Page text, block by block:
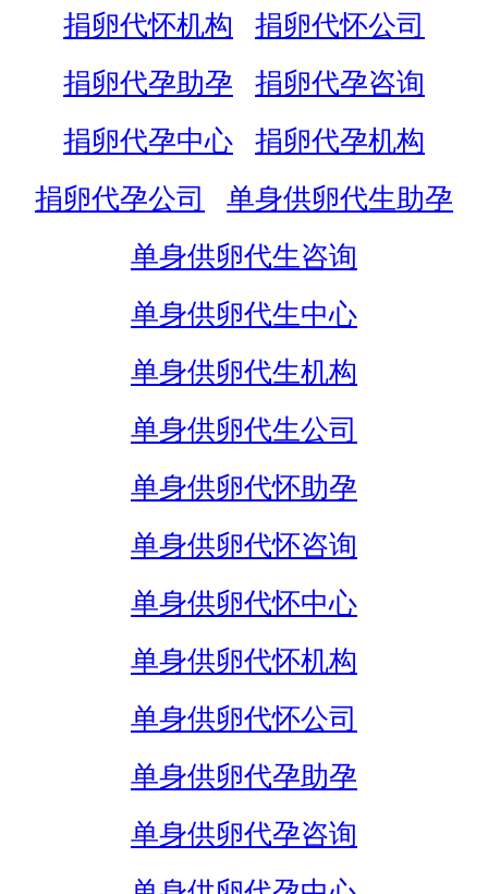
捐卵代怀机构
捐卵代怀公司
捐卵代孕助孕
捐卵代孕咨询
捐卵代孕中心
捐卵代孕机构
捐卵代孕公司
单身供卵代生助孕
单身供卵代生咨询
单身供卵代生中心
单身供卵代生机构
单身供卵代生公司
单身供卵代怀助孕
单身供卵代怀咨询
单身供卵代怀中心
单身供卵代怀机构
单身供卵代怀公司
单身供卵代孕助孕
单身供卵代孕咨询